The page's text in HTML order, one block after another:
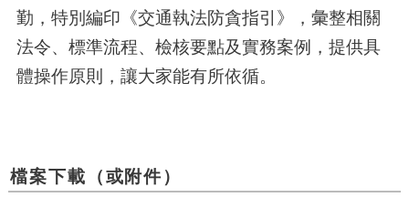
勤，特別編印《交通執法防貪指引》，彙整相關
法令、標準流程、檢核要點及實務案例，提供具
體操作原則，讓大家能有所依循。
檔案下載（或附件）